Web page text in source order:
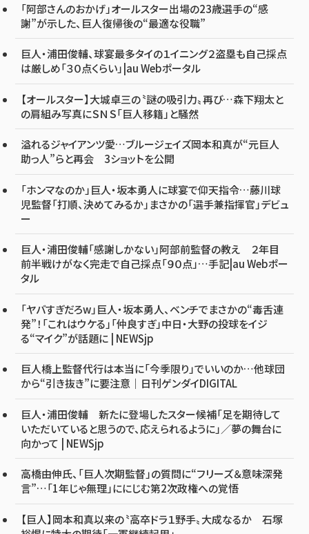
「阿部さんのおかげ」オールスター出場の23歳選手の“感
謝”が示した、巨人復帰後の“最適な役職”
巨人・浦田俊輔、球宴最多タイの１イニング２盗塁も自己採点
は厳しめ「３０点くらい」|au Webポータル
【オールスター】大城卓三の〝謎の吸引力〟再び…森下翔太と
の肩組み写真にＳＮＳ「巨人移籍」と騒然
溢れるジャイアンツ愛…ブルージェイズ岡本和真が“元巨人
助っ人”らと再会 3ショットを公開
「ホンマなのか」巨人・坂本勇人に球宴で仰天指令…藤川球
児監督「打順、決めてみるか」まさかの「選手兼指揮官」デビュ
ー
巨人・浦田俊輔「感謝しかない」阿部前監督の教え ２年目
前半戦けがなく完走で自己採点「９０点」…手記|au Webポー
タル
「ヤバすぎだろw」巨人・坂本勇人、ベンチでまさかの“毒舌連
発”！「これはウケる」「仲良すぎ」中日・大野の投球をイジ
る“マイク”が話題に | NEWSjp
巨人橋上監督代行は本当に「今季限り」でいいのか…他球団
から“引き抜き”に要注意｜日刊ゲンダイDIGITAL
巨人・浦田俊輔 新たに登場したスター候補「足を期待して
いただいていると思うので、応えられるように」／夢の舞台に
向かって | NEWSjp
高橋由伸氏、「巨人次期監督」の質問に“フリーズ＆意味深発
言”…「1年じゃ無理」ににじむ第2次政権への覚悟
【巨人】岡本和真以来の〝高卒ドラ１野手〟大成なるか 石塚